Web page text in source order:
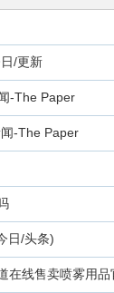
/更新
-The Paper
-The Paper
日/头条)
在线售卖喷雾用品